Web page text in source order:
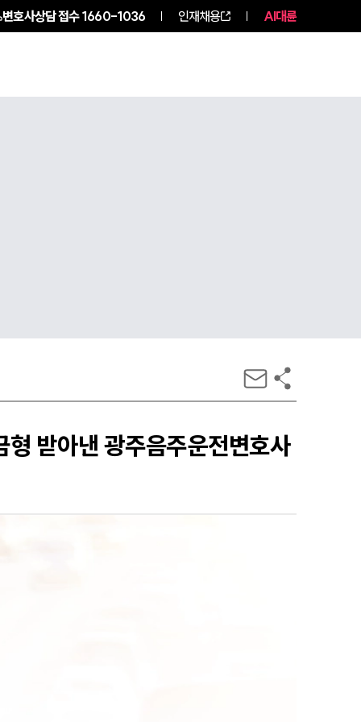
변호사상담 접수1660-1036 인재채용 AI대륜
받아낸 광주음주운전변호사